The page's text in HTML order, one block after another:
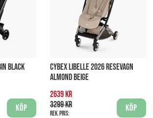
BLACK
Köp
CYBEX LIBELLE 2026 RESEVAGN
ALMOND BEIGE
2639 kr
3299 kr
Rek. pris:
Köp